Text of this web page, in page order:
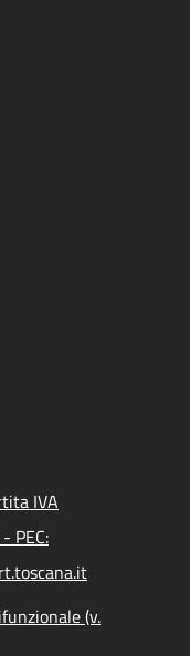
IVA
PEC:
(v.